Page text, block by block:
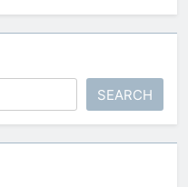
SEARCH